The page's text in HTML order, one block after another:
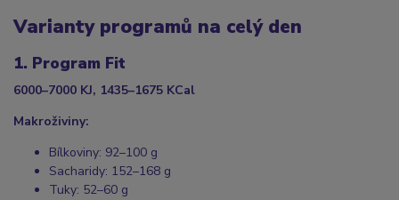
Varianty programů na celý den
1. Program Fit
6000–7000 KJ, 1435–1675 KCal
Makroživiny:
Bílkoviny: 92–100 g
Sacharidy: 152–168 g
Tuky: 52–60 g